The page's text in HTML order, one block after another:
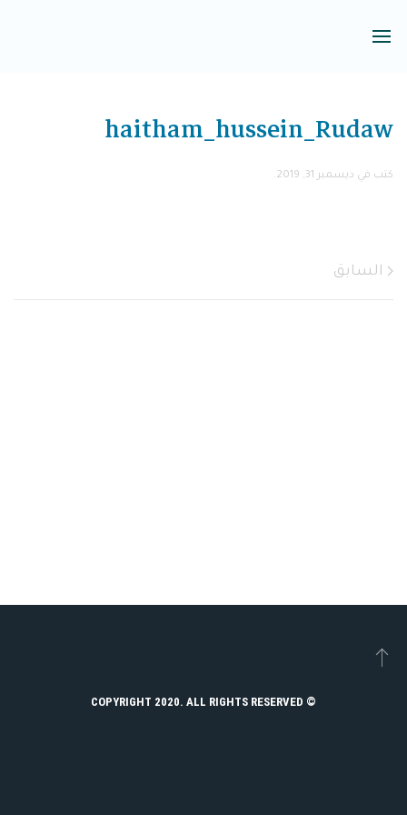
haitham_hussein_Rudaw
كتب في ديسمبر 31, 2019 .
السابق
© COPYRIGHT 2020. ALL RIGHTS RESERVED